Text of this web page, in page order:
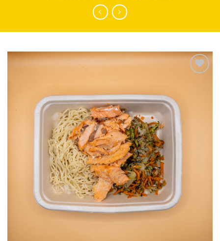
favoritos